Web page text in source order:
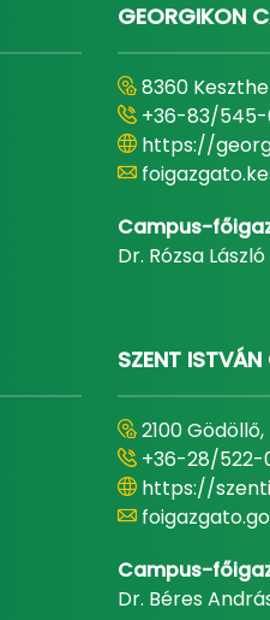
GEORGIKON
8360
+36-83/
https://
Campus-
Dr. Rózsa László
SZENT
2100
+36-28/522-
https://
Campus-
Dr. Béres